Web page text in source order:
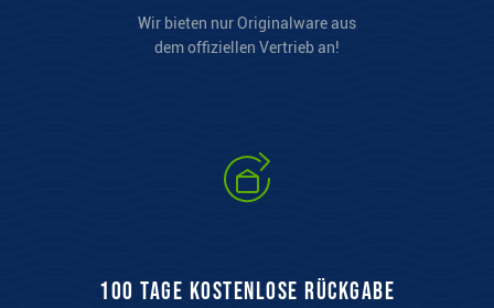
Wir bieten nur Originalware aus
dem offiziellen Vertrieb an!
100 Tage kostenlose Rückgabe